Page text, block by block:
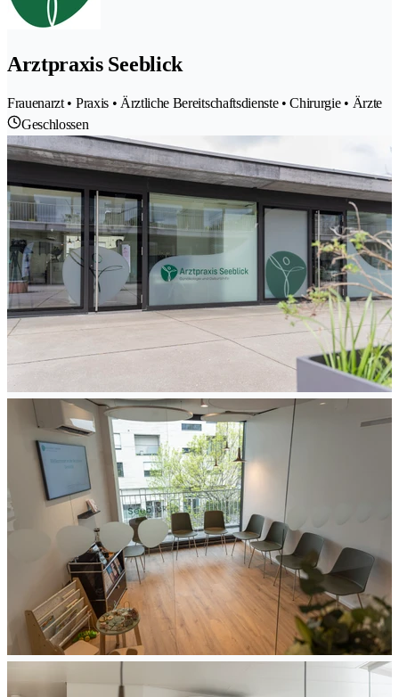
Arztpraxis Seeblick
Frauenarzt • Praxis • Ärztliche Bereitschaftsdienste • Chirurgie • Ärzte
Geschlossen